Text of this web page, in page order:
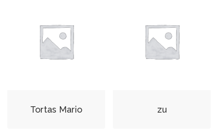
Tortas Mario zu